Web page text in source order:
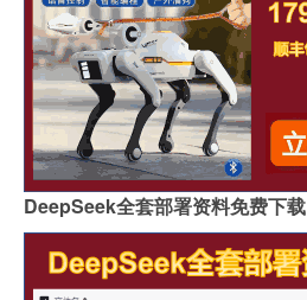
DeepSeek全套部署资料免费下载